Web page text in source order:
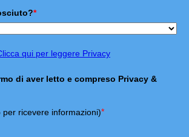
*
qui per leggere Privacy
di aver letto e compreso Privacy &
per ricevere informazioni)*